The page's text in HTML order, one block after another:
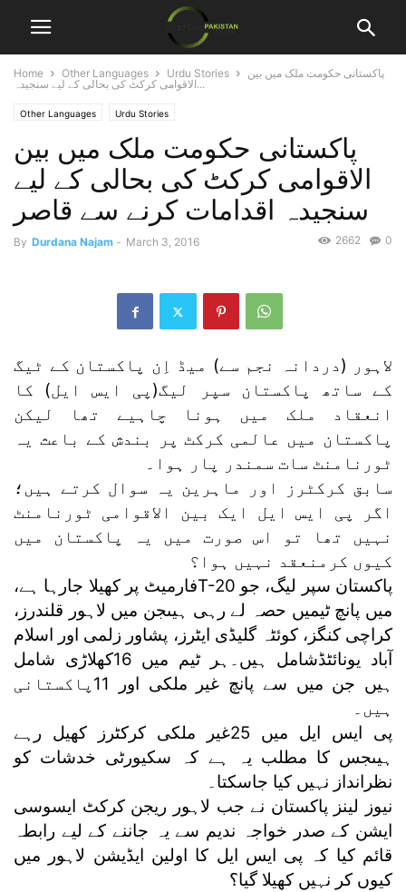
Home Other Languages Urdu Stories
پاکستانی حکومت ملک میں بین
الاقوامی کرکٹ کی بحالی کے لیے سنجیدہ...
Other Languages Urdu Stories
پاکستانی حکومت ملک میں بین
الاقوامی کرکٹ کی بحالی کے لیے
سنجیدہ اقدامات کرنے سے قاصر
By Durdana Najam - March 3, 2016 0
2662
لاہور (دردانہ نجم سے) میڈ اِن پاکستان کے ٹیگ
کے ساتھ پاکستان سپر لیگ(پی ایس ایل) کا
انعقاد ملک میں ہونا چاہیے تھا لیکن
پاکستان میں عالمی کرکٹ پر بندش کے باعث یہ
ٹورنامنٹ سات سمندر پار ہوا۔
سابق کرکٹرز اور ماہرین یہ سوال کرتے ہیں؛
اگر پی ایس ایل ایک بین الاقوامی ٹورنامنٹ
نہیں تھا تو اس صورت میں یہ پاکستان میں
کیوں کرمنعقد نہیں ہوا؟
پاکستان سپر لیگ، جو T-20فارمیٹ پر کھیلا جارہا ہے،
میں پانچ ٹیمیں حصہ لے رہی ہیںجن میں لاہور قلندرز،
کراچی کنگز، کوئٹہ گلیڈی ایٹرز، پشاور زلمی اور اسلام
آباد یونائٹڈشامل ہیں۔ہر ٹیم میں 16کھلاڑی شامل
ہیں جن میں سے پانچ غیر ملکی اور 11پاکستانی
ہیں۔
پی ایس ایل میں 25غیر ملکی کرکٹرز کھیل رہے
ہیںجس کا مطلب یہ ہے کہ سکیورٹی خدشات کو
نظرانداز نہیں کیا جاسکتا۔
نیوز لینز پاکستان نے جب لاہور ریجن کرکٹ ایسوسی
ایشن کے صدر خواجہ ندیم سے یہ جاننے کے لیے رابطہ
قائم کیا کہ پی ایس ایل کا اولین ایڈیشن لاہور میں
کیوں کر نہیں کھیلا گیا؟